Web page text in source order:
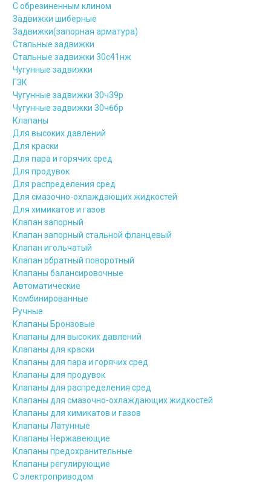
С обрезиненным клином
Задвижки шиберные
Задвижки(запорная арматура)
Стальные задвижки
Стальные задвижки 30с41нж
Чугунные задвижки
ГЗК
Чугунные задвижки 30ч39р
Чугунные задвижки 30ч6бр
Клапаны
Для высоких давлений
Для краски
Для пара и горячих сред
Для продувок
Для распределения сред
Для смазочно-охлаждающих жидкостей
Для химикатов и газов
Клапан запорный
Клапан запорный стальной фланцевый
Клапан игольчатый
Клапан обратный поворотный
Клапаны балансировочные
Автоматические
Комбинированные
Ручные
Клапаны Бронзовые
Клапаны для высоких давлений
Клапаны для краски
Клапаны для пара и горячих сред
Клапаны для продувок
Клапаны для распределения сред
Клапаны для смазочно-охлаждающих жидкостей
Клапаны для химикатов и газов
Клапаны Латунные
Клапаны Нержавеющие
Клапаны предохранительные
Клапаны регулирующие
С электроприводом